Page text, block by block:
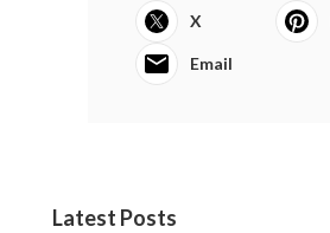
X
Email
Latest Posts